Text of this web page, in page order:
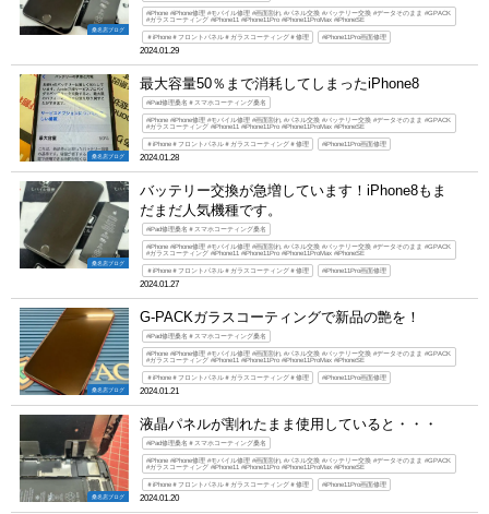
桑名店ブログ
#iPhone #iPhone修理 #モバイル修理 #画面割れ #パネル交換 #バッテリー交換 #データそのまま #GPACK
#ガラスコーティング #iPhone11 #iPhone11Pro #iPhone11ProMax #iPhoneSE
＃iPhone＃フロントパネル＃ガラスコーティング＃修理 #iPhone11Pro画面修理
2024.01.29
桑名店ブログ
最大容量50％まで消耗してしまったiPhone8
#iPad修理桑名＃スマホコーティング桑名
#iPhone #iPhone修理 #モバイル修理 #画面割れ #パネル交換 #バッテリー交換 #データそのまま #GPACK
#ガラスコーティング #iPhone11 #iPhone11Pro #iPhone11ProMax #iPhoneSE
＃iPhone＃フロントパネル＃ガラスコーティング＃修理 #iPhone11Pro画面修理
2024.01.28
桑名店ブログ
バッテリー交換が急増しています！iPhone8もま
だまだ人気機種です。
#iPad修理桑名＃スマホコーティング桑名
#iPhone #iPhone修理 #モバイル修理 #画面割れ #パネル交換 #バッテリー交換 #データそのまま #GPACK
#ガラスコーティング #iPhone11 #iPhone11Pro #iPhone11ProMax #iPhoneSE
＃iPhone＃フロントパネル＃ガラスコーティング＃修理 #iPhone11Pro画面修理
2024.01.27
桑名店ブログ
G-PACKガラスコーティングで新品の艶を！
#iPad修理桑名＃スマホコーティング桑名
#iPhone #iPhone修理 #モバイル修理 #画面割れ #パネル交換 #バッテリー交換 #データそのまま #GPACK
#ガラスコーティング #iPhone11 #iPhone11Pro #iPhone11ProMax #iPhoneSE
＃iPhone＃フロントパネル＃ガラスコーティング＃修理 #iPhone11Pro画面修理
2024.01.21
桑名店ブログ
液晶パネルが割れたまま使用していると・・・
#iPad修理桑名＃スマホコーティング桑名
#iPhone #iPhone修理 #モバイル修理 #画面割れ #パネル交換 #バッテリー交換 #データそのまま #GPACK
#ガラスコーティング #iPhone11 #iPhone11Pro #iPhone11ProMax #iPhoneSE
＃iPhone＃フロントパネル＃ガラスコーティング＃修理 #iPhone11Pro画面修理
2024.01.20